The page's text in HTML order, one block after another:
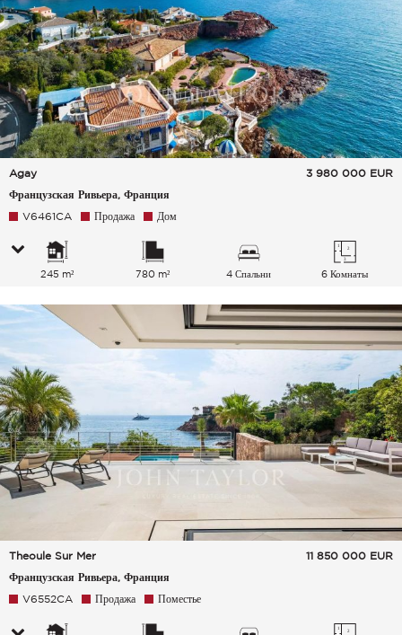
Agay
Французская Ривьера, Франция
3 980 000 EUR
V6461CA Продажа Дом
245 m² 780 m² 4 Спальни 6 Комнаты
Theoule Sur Mer
Французская Ривьера, Франция
11 850 000 EUR
V6552CA Продажа Поместье